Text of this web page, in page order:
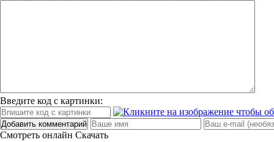
Введите код с картинки:
Добавить комментарий
Смотреть онлайн Скачать